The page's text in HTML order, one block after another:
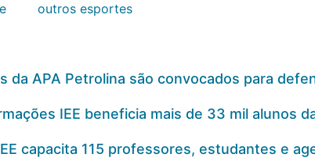
outros esportes
da APA Petrolina são convocados para
IEE beneficia mais de 33 mil alunos
capacita 115 professores, estudantes e